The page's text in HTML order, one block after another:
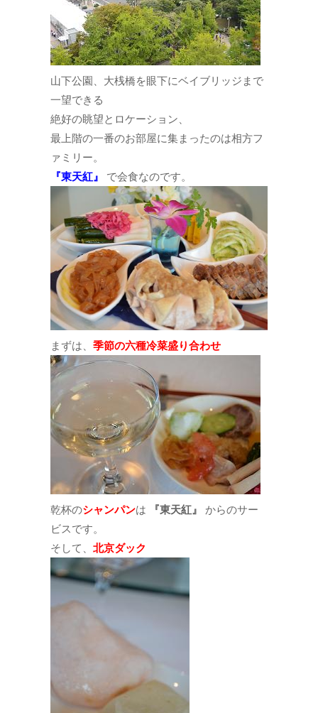
山下公園、大桟橋を眼下にベイブリッジまで
一望できる
絶好の眺望とロケーション、
最上階の一番のお部屋に集まったのは相方フ
ァミリー。
『東天紅』
で会食なのです。
まずは、 季節の六種冷菜盛り合わせ
乾杯のシャンパンは 『東天紅』
からのサー
ビスです。
そして、 北京ダック